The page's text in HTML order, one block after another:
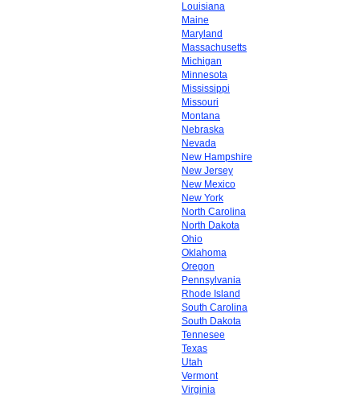
Louisiana
Maine
Maryland
Massachusetts
Michigan
Minnesota
Mississippi
Missouri
Montana
Nebraska
Nevada
New Hampshire
New Jersey
New Mexico
New York
North Carolina
North Dakota
Ohio
Oklahoma
Oregon
Pennsylvania
Rhode Island
South Carolina
South Dakota
Tennesee
Texas
Utah
Vermont
Virginia